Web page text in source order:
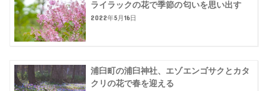
ライラックの花で季節の匂いを思い出す
2022年5月16日
浦臼町の浦臼神社、エゾエンゴサクとカタ
クリの花で春を迎える